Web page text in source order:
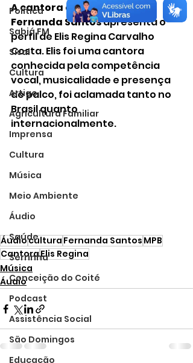
Política
Sabiá FM
Sisal
Cultura
Artigo
Agricultura Familiar
Imprensa
Cultura
Música
Meio Ambiente
Áudio
Saúde
Serrinha
Conceição do Coité
Podcast
Assistência Social
São Domingos
Educação
A cantora e compositora
Fernanda Santos apresenta o
perfil de Elis Regina Carvalho
Costa. Elis foi uma cantora
conhecida pela competência
vocal, musicalidade e presença
de palco, foi aclamada tanto no
Brasil quanto
internacionalmente.
Áudiocultura Fernanda Santos MPB
CantoraElis Regina
Música
Áudio